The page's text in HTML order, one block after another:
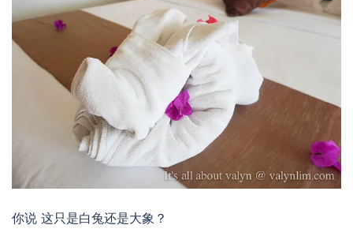
你说 这只是白兔还是大象？